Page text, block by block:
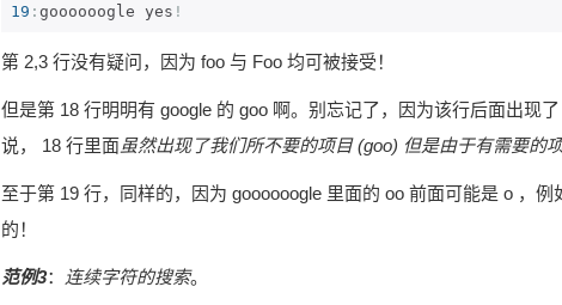
19 : goooooogle yes !
第 2,3 行没有疑问，因为 foo 与 Foo 均可被接受！
但是第 18 行明明有 google 的 goo 啊。别忘记了，因为该行后面出现
说， 18 行里面虽然出现了我们所不要的项目 (goo) 但是由于有需要的
至于第 19 行，同样的，因为 goooooogle 里面的 oo 前面可能是 o ，
的！
范例3： 连续字符的搜索。